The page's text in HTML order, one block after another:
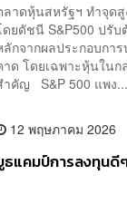
ลาดหุ้นสหรัฐฯ ทำจุดสู
ดยดัชนี S&P500 ปรั
ลักจากผลประกอบกา
าด โดยเฉพาะหุ้นในก
ำคัญ S&P 500 แพง...
12 พฤษภาคม 2026
ธแคมป์การลงทุนดี